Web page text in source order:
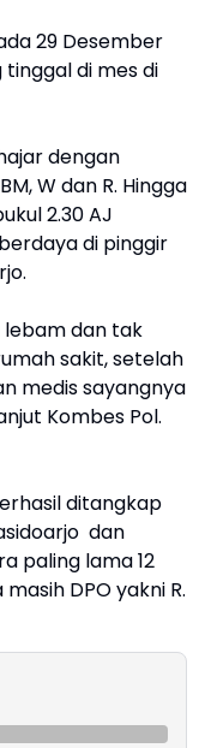
29 Desember
di mes di
dengan
W dan R. Hingga
2.30 AJ
di pinggir
lebam dan tak
sakit, setelah
medis sayangnya
Kombes Pol.
ditangkap
dan
paling lama 12
DPO yakni R.